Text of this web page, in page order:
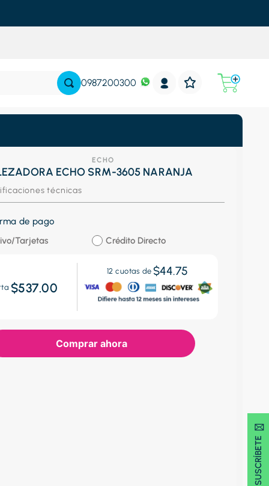
0987200300
SUSCRÍBETE 🖂
ECHO
ECHO SRM-3605 NARANJA
técnicas
de pago
Tarjetas
Crédito Directo
$537.00
12 cuotas de $44.75
Comprar ahora